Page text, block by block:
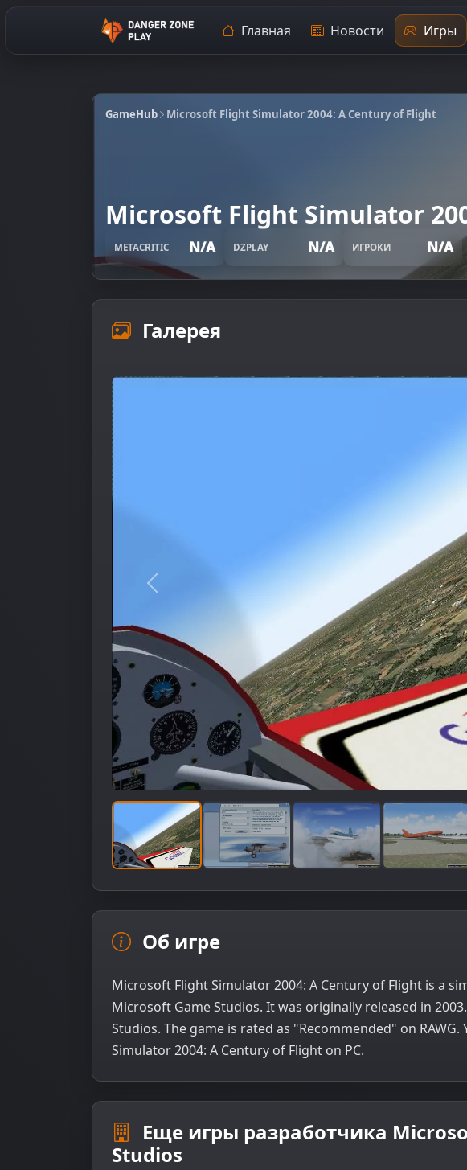
Главная Новости Игры
GameHub Microsoft Flight Simulator 2004: A Century of Flight
Microsoft Flight Simulator
METACRITIC N/A DZPLAY N/A ИГРОКИ N/A
Галерея
Предыдущее изображение
Об игре
Microsoft Flight Simulator 2004: A Century of Flight is a
Microsoft Game Studios. It was originally released in
Studios. The game is rated as "Recommended" on
Simulator 2004: A Century of Flight on PC.
Еще игры разработчика
Studios